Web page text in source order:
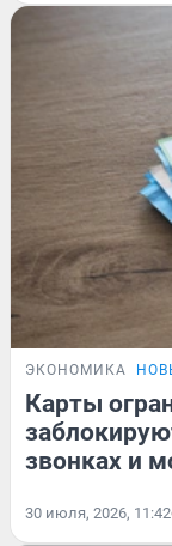
ЭКОНОМИКА
Карты
звонках и
30 июля, 2026, 11:42